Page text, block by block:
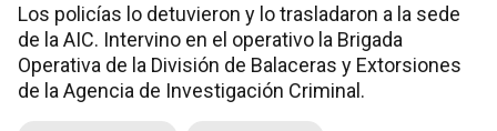
Los policías lo detuvieron y lo trasladaron a la sede
de la AIC. Intervino en el operativo la Brigada
Operativa de la División de Balaceras y Extorsiones
de la Agencia de Investigación Criminal.